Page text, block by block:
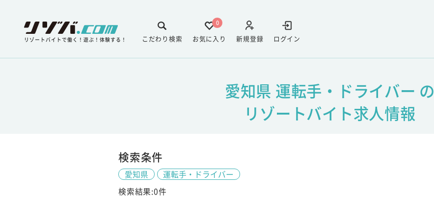
リゾートバイトで働く！遊ぶ！体験する！ ログイン
新規登録
0
お気に入り
こだわり検索
愛知県 運転手・ドライバー の
リゾートバイト求人情報
検索条件
愛知県
運転手・ドライバー
検索結果:0件